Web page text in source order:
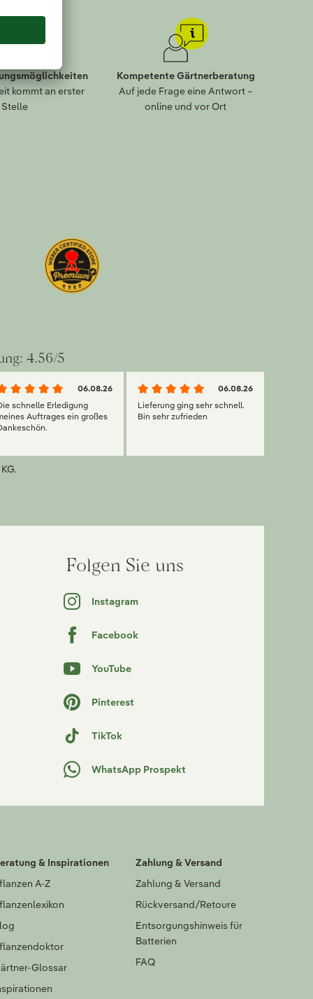
kommt an erster
Stelle
Kompetente Gärtnerberatung
Auf jede Frage eine Antwort –
online und vor Ort
4.56/5
06.08.26
schnelle Erledigung
Auftrages ein großes
06.08.26
Lieferung ging sehr schnell.
Bin sehr zufrieden
Folgen Sie uns
Instagram
Facebook
YouTube
Pinterest
TikTok
WhatsApp Prospekt
& Inspirationen
A-Z
Glossar
Zahlung & Versand
Zahlung & Versand
Rückversand/Retoure
Entsorgungshinweis für
Batterien
FAQ